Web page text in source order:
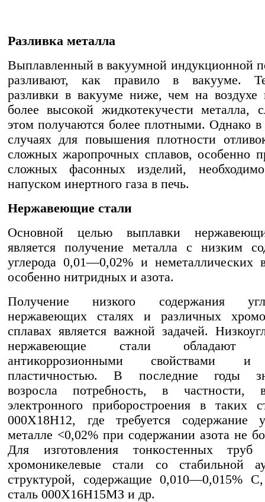
Разливка металла
Выплавленный в вакуумной индукционной
разливают, как правило в вакууме.
разливки в вакууме ниже, чем на воздухе
более высокой жидкотекучести металла,
этом получаются более плотными. Однако в
случаях для повышения плотности
сложных жаропрочных сплавов, особенно
сложных фасонных изделий,
напуском инертного газа в печь.
Нержавеющие стали
Основной целью выплавки
является получение металла с низким
углерода 0,01—0,02% и неметаллических
особенно нитридных и азота.
Получение низкого содержания
нержавеющих сталях и различных
сплавах является важной задачей.
нержавеющие стали обладают
антикоррозионными свойствами и
пластичностью. В последние годы
возросла потребность, в частности,
электронного приборостроения в таких
000Х18Н12, где требуется содержание
металле <0,02% при содержании азота не
Для изготовления тонкостенных труб
хромоникелевые стали со стабильной
структурой, содержащие 0,010—0,015%
сталь 000X16Н15МЗ и др.